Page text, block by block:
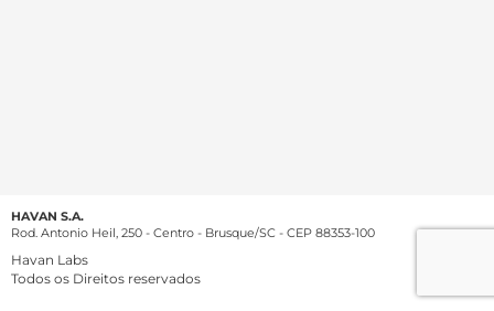
HAVAN S.A.
Rod. Antonio Heil, 250 - Centro - Brusque/SC - CEP 88353-100
Havan Labs
Todos os Direitos reservados